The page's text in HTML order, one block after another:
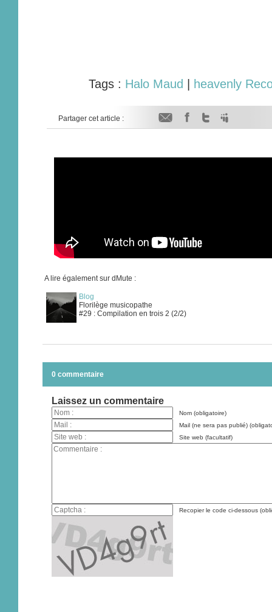
Tags : Halo Maud heavenly
Partager cet article :
A lire également sur dMute :
Blog
Florilège musicopathe
#29 : Compilation en trois 2 (2/2)
0 commentaire
Laissez un commentaire
Nom (obligatoire)
Mail (ne sera pas publié)
Site web (facultatif)
Recopier le code ci-dessous